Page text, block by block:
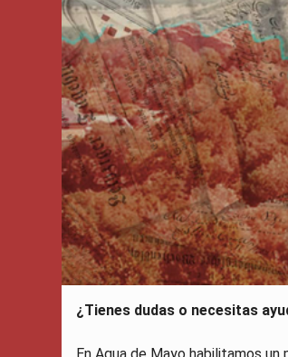
¿Tienes dudas o necesitas